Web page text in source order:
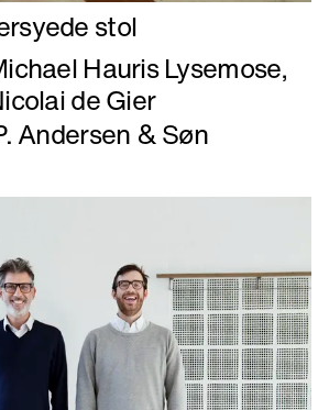
stol
Hauris Lysemose,
de Gier
Andersen & Søn